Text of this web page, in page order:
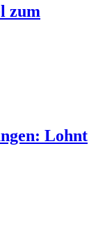
zum
Lohnt